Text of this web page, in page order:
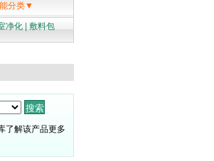
分类▼
净化| 敷料包
了解该产品更多